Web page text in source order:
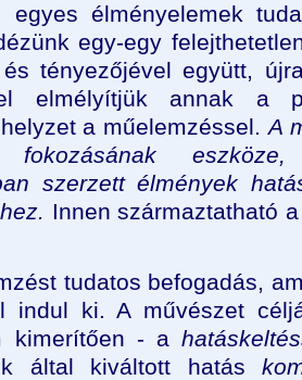
egyes élményelemek
egy-egy
és tényezőjével együtt,
elmélyítjük annak a
a műelemzéssel.A
fokozásának
szerzett élmények
Innen származtatható
tudatos befogadás,
indul ki. A művészet
kimerítően - a
által kiváltott hatás